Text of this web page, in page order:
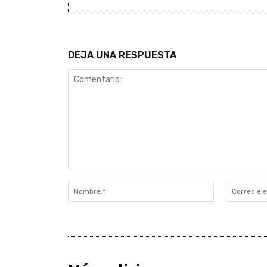
DEJA UNA RESPUESTA
Nombre:*